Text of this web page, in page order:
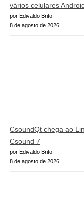
vários celulares
por Edivaldo Brito
8 de agosto de 2026
CsoundQt chega ao
Csound 7
por Edivaldo Brito
8 de agosto de 2026